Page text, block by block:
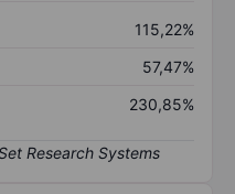
115,22%
57,47%
230,85%